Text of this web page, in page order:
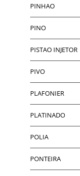
PINHAO
PINO
PISTAO INJETOR
PIVO
PLAFONIER
PLATINADO
POLIA
PONTEIRA